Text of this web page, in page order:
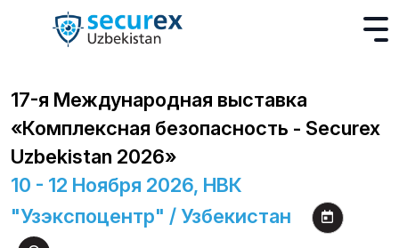
17-я Международная выставка
«Комплексная безопасность - Securex
Uzbekistan 2026»
10 - 12 Ноября 2026, НВК
"Узэкспоцентр" / Узбекистан